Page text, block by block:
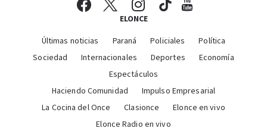
ELONCE
Últimas noticias Paraná Policiales
Política
Sociedad
Internacionales Deportes
Economía
Espectáculos
Haciendo Comunidad
Impulso Empresarial
La Cocina del Once
Clasionce
Elonce en vivo
Elonce Radio en vivo